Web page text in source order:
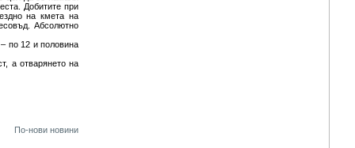
Добитите при
на кмета на
Абсолютно
по 12 и половина
а отварянето на
По-нови новини